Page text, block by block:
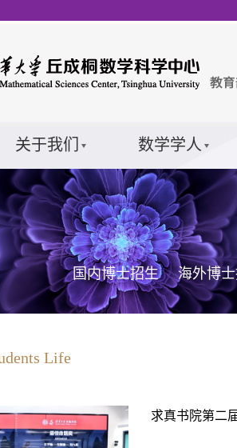
关于我们 数学学人
国内博士招生 海外博
Life
求真书院第二